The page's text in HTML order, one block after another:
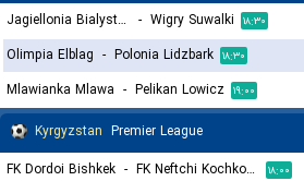
Jagiellonia Bialystok II - Wigry Suwalki ۱۸:۳۰
Olimpia Elblag - Polonia Lidzbark ۱۸:۳۰
Mlawianka Mlawa - Pelikan Lowicz ۱۹:۰۰
Kyrgyzstan Premier League
FK Dordoi Bishkek - FK Neftchi Kochkor-Ata ۱۸:۰۰